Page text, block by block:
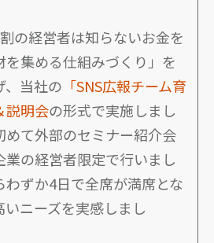
の経営者は知らないお金を
集める仕組みづくり」を
、当社の 「SNS広報チーム育
説明会の形式で実施しまし
めて外部のセミナー紹介会
の経営者限定で行いまし
わずか4日で全席が満席とな
ニーズを実感しまし